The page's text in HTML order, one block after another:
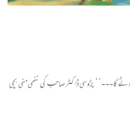
گا۔۔۔‘‘ پڑوسی ڈاکٹر صاحب کی ننھی منی بچی